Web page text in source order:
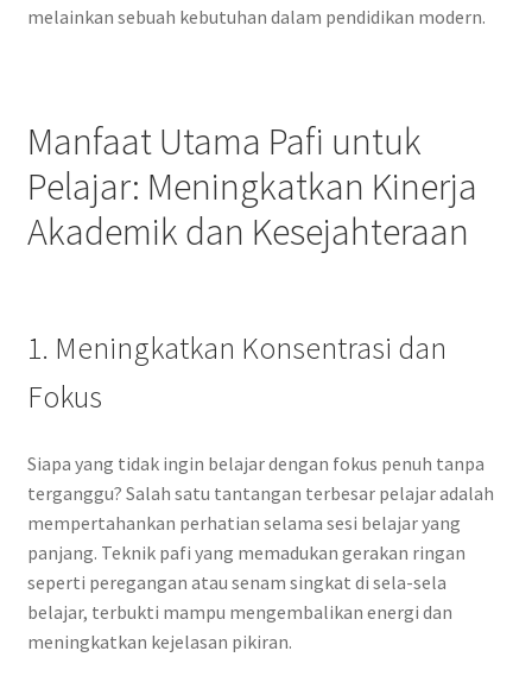
melainkan sebuah kebutuhan dalam pendidikan modern.
Manfaat Utama Pafi untuk
Pelajar: Meningkatkan Kinerja
Akademik dan Kesejahteraan
1. Meningkatkan Konsentrasi dan
Fokus
Siapa yang tidak ingin belajar dengan fokus penuh tanpa
terganggu? Salah satu tantangan terbesar pelajar adalah
mempertahankan perhatian selama sesi belajar yang
panjang. Teknik pafi yang memadukan gerakan ringan
seperti peregangan atau senam singkat di sela-sela
belajar, terbukti mampu mengembalikan energi dan
meningkatkan kejelasan pikiran.